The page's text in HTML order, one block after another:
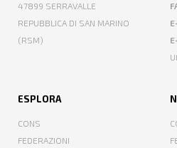
47899 SERRAVALLE
REPUBBLICA DI SAN MARINO
(RSM)
ESPLORA
CONS
FEDERAZIONI